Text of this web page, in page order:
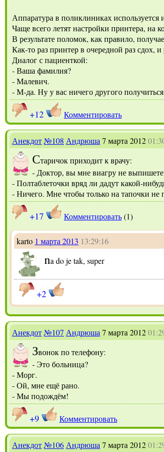
Аппаратура в поликлиниках используется
Чаще всего летят настройки принтера, на
В результате поломок, как правило,
Как-то раз принтер в очередной раз сдох, и
Диалог с пациенткой:
- Ваша фамилия?
- Малевич.
- М-да. Ну у вас ничего другого
+12 Комментировать
Анекдот№108 Андрюша 7 марта 2012
Старичок приходит к врачу:
- Доктор, вы мне виагру не
- Полтаблеточки вряд ли дадут какой-
- Ничего. Мне чтобы только на тапочки не
+17 Комментировать(1)
karto 1 марта 2013 13:29:16
na do je tak, super
+2
Анекдот№107 Андрюша 7 марта 2012
Звонок по телефону:
- Это больница?
- Морг.
- Ой, мне ещё рано.
- Мы подождём!
+9 Комментировать
Анекдот№106 Андрюша 7 марта 2012